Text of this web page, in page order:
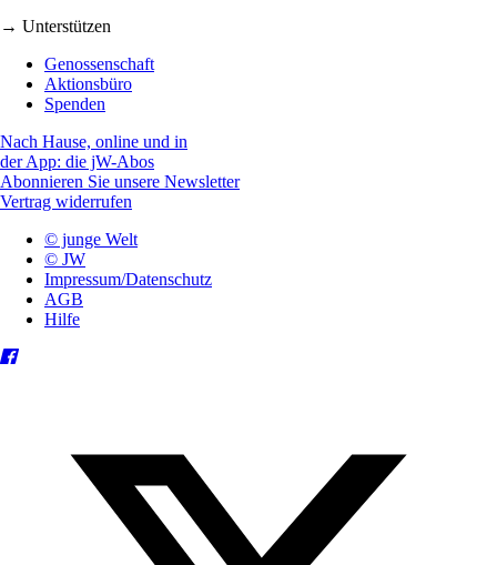
→ Unterstützen
Genossenschaft
Aktionsbüro
Spenden
Nach Hause, online und in
der App: die jW-Abos
Abonnieren Sie unsere Newsletter
Vertrag widerrufen
© junge Welt
© JW
Impressum/Datenschutz
AGB
Hilfe